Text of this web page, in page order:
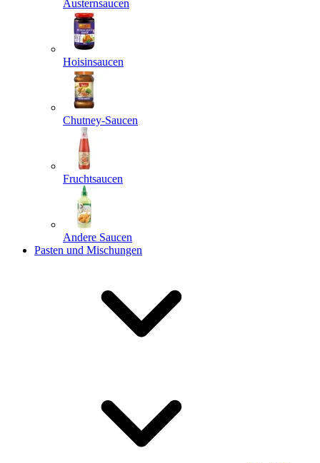
Austernsaucen
Hoisinsaucen
Chutney-Saucen
Fruchtsaucen
Andere Saucen
Pasten und Mischungen